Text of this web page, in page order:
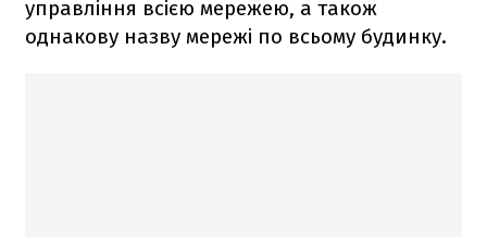
управління всією мережею, а також
однакову назву мережі по всьому будинку.